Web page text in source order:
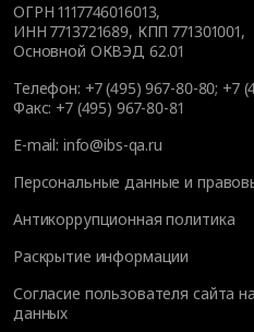
ОГРН 1117746016013,
ИНН 7713721689, КПП 771301001,
Основной ОКВЭД 62.01
Телефон: +7 (495) 967-80-80; +7
Факс: +7 (495) 967-80-81
E-mail: info@ibs-qa.ru
Персональные данные и
Антикоррупционная политика
Раскрытие информации
Согласие пользователя сайта
данных